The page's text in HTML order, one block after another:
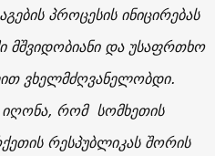
პროცესის ინიცირებას
მშვიდობიანი და უსაფრთხო
ვხელმძღვანელობდი.
რომ სომხეთის
რესპუბლიკას შორის